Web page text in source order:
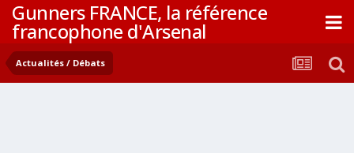
Gunners FRANCE, la référence
francophone d'Arsenal
Actualités / Débats